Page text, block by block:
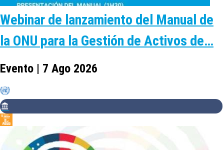
Webinar de lanzamiento del Manual de
la ONU para la Gestión de Activos de…
Evento | 7 Ago 2026